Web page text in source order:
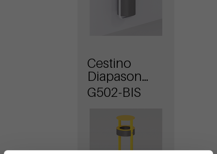
Cestino
Diapason
antiterrorismo
coperchio
G502-BIS